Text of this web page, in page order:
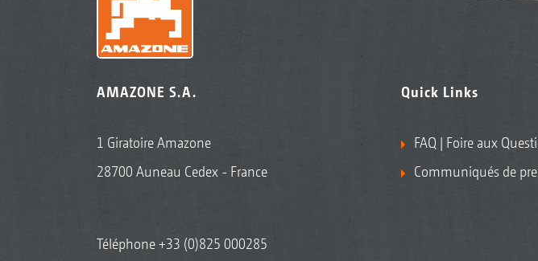
AMAZONE S.A.
1 Giratoire Amazone
28700 Auneau Cedex - France
Téléphone+33 (0)825 000285
Quick Links
FAQ | Foire aux
Communiqués de